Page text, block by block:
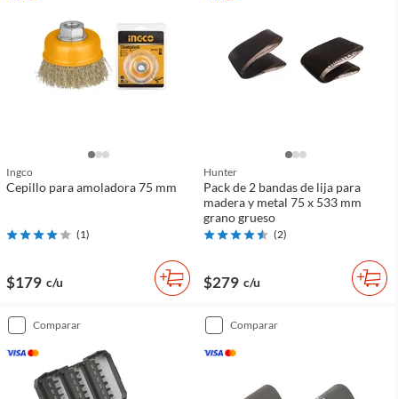
Ingco
Cepillo para amoladora 75 mm
(1)
$179 c/u
Hunter
Pack de 2 bandas de lija para
madera y metal 75 x 533 mm
grano grueso
(2)
$279 c/u
comparar comparar